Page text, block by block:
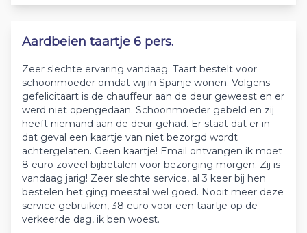
Aardbeien taartje 6 pers.
Zeer slechte ervaring vandaag. Taart bestelt voor
schoonmoeder omdat wij in Spanje wonen. Volgens
gefelicitaart is de chauffeur aan de deur geweest en er
werd niet opengedaan. Schoonmoeder gebeld en zij
heeft niemand aan de deur gehad. Er staat dat er in
dat geval een kaartje van niet bezorgd wordt
achtergelaten. Geen kaartje! Email ontvangen ik moet
8 euro zoveel bijbetalen voor bezorging morgen. Zij is
vandaag jarig! Zeer slechte service, al 3 keer bij hen
bestelen het ging meestal wel goed. Nooit meer deze
service gebruiken, 38 euro voor een taartje op de
verkeerde dag, ik ben woest.